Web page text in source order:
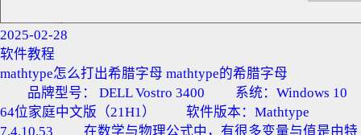
2025-02-28
软件教程
mathtype怎么打出希腊字母 mathtype的希腊字母
品牌型号： DELL Vostro 3400 系统：Windows 10
64位家庭中文版（21H1） 软件版本：Mathtype
7.4.10.53 在数学与物理公式中，有很多变量与值是由特